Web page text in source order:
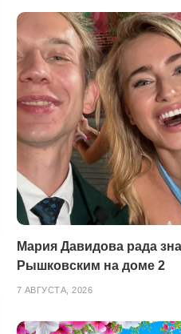
Мария Давидова рада
Рышковским на доме 2
7 АВГУСТА, 2026